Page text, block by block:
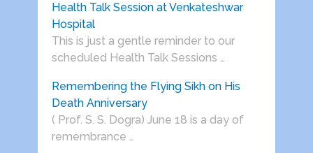
Health Talk Session at Venkateshwar
Hospital
This is just a gentle reminder to our
scheduled Health Talk Sessions …
Remembering the Flying Sikh on His
Death Anniversary
( Prof. S. S. Dogra) June 18 is a day of
remembrance …